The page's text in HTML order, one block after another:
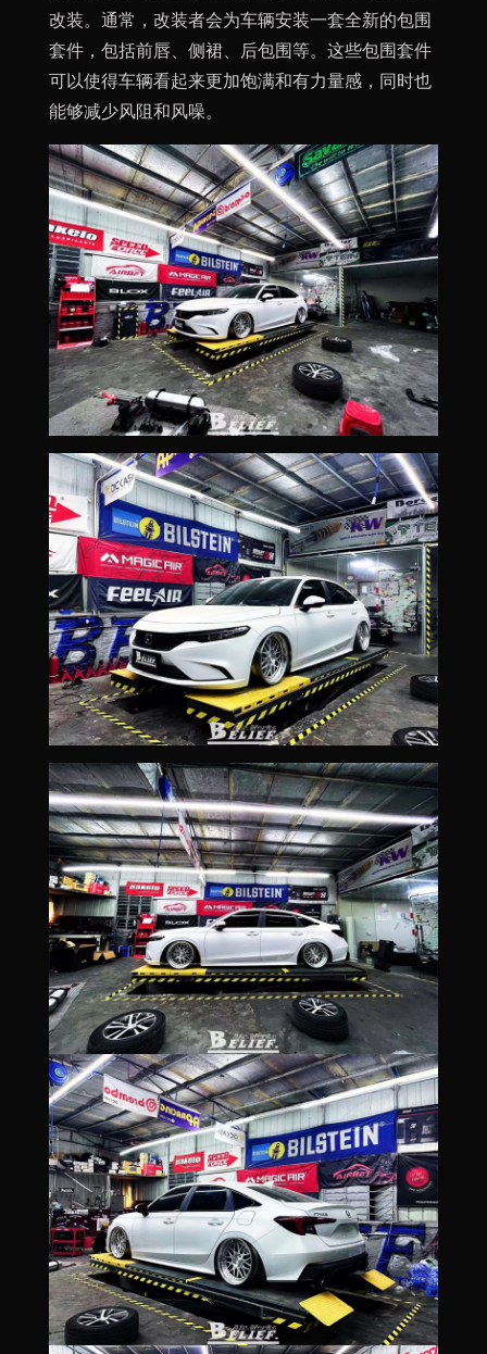
改装。通常，改装者会为车辆安装一套全新的包围
套件，包括前唇、侧裙、后包围等。这些包围套件
可以使得车辆看起来更加饱满和有力量感，同时也
能够减少风阻和风噪。